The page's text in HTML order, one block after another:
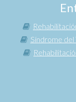
Síndrome del